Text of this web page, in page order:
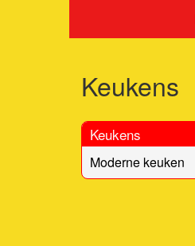
Keukens
Keukens
Moderne keuken